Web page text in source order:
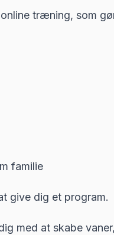
træning, som
familie
give dig et program.
med at skabe